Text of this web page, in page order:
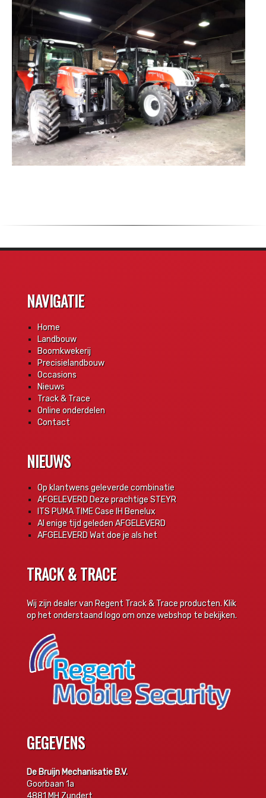
NAVIGATIE
Home
Landbouw
Boomkwekerij
Precisielandbouw
Occasions
Nieuws
Track & Trace
Online onderdelen
Contact
NIEUWS
Op klantwens geleverde combinatie
AFGELEVERD Deze prachtige STEYR
ITS PUMA TIME Case IH Benelux
Al enige tijd geleden AFGELEVERD
AFGELEVERD Wat doe je als het
TRACK & TRACE
Wij zijn dealer van Regent Track & Trace producten. Klik
op het onderstaand logo om onze webshop te bekijken.
GEGEVENS
De Bruijn Mechanisatie B.V.
Goorbaan 1a